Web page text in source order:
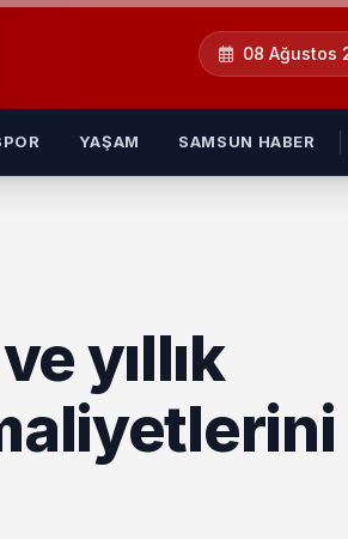
08 Ağustos
YAŞAM SAMSUN HABER
yıllık